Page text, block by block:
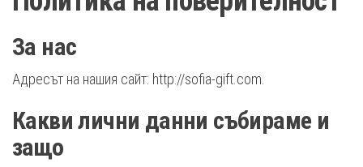
За нас
Адресът на нашия сайт: http://sofia-gift.com.
Какви лични данни събираме и
защо